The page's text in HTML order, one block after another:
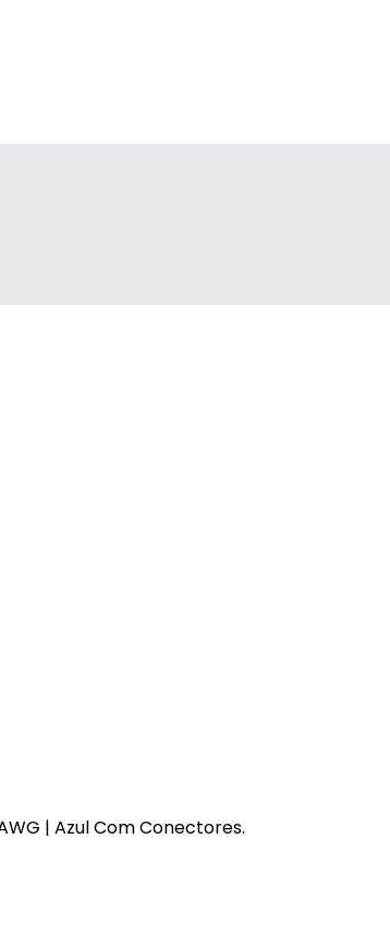
| Azul Com Conectores.